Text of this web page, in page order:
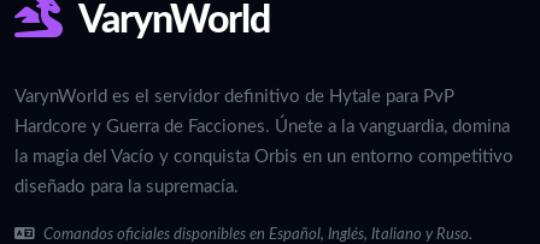
VarynWorld
VarynWorld es el servidor definitivo de Hytale para PvP
Hardcore y Guerra de Facciones. Únete a la vanguardia, domina
la magia del Vacío y conquista Orbis en un entorno competitivo
diseñado para la supremacía.
Comandos oficiales disponibles en Español, Inglés, Italiano y Ruso.